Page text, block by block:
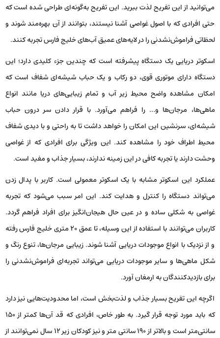
می‌توانید از این تفریح لذت ببرید. این تفریح به‌گونه‌ای طراحی شده است که
حتی افرادی که با اصول غواصی آشنا نیستند، بتوانند از آن بهره‌مند شوند و
لحظاتی فراموش‌نشدنی را در لایه‌های عمیق آب‌های خلیج فارس تجربه کنند.
اسکوتر دریایی یک دستگاه پیشرفته است که چندین جزء کلیدی دارد؛ این
دستگاه دارای موتوری قوی، دو رکاب و یک حباب شیشه‌ای شفاف است که
امکان مشاهده واضح محیط زیر آب و تمام زیبایی‌های دریا مانند انواع
ماهی‌ها، مرجان‌ها و… را فراهم می‌آورد. با قرار دادن سر درون حباب
شیشه‌ای، سرنشین این امکان را خواهد داشت تا به ‌راحتی و با دیدی شفاف
محیط اطراف خود را مشاهده کند. این ویژگی برای افرادی که از غواصی
وحشت دارند یا تجربه کافی در این زمینه ندارند، بسیار جذاب و مفید است.
عملکرد این اسکوتر مشابه با یک اسکوتر معمولی است. کاربر با پدال زدن
می‌تواند دستگاه را کنترل و هدایت کند. این امر سبب می‌شود که تجربه
غواصی به شکلی ساده و در عین حال هیجان‌انگیز برای افراد فراهم گردد.
کاربران می‌توانند با استفاده از این وسیله، تا عمق ۲۰ متری خلیج فارس رفته
و از نزدیک با انواع موجودات دریایی آشنا شوند. زیبایی مرجان‌ها، تنوع رنگ و
شکل ماهی‌ها و سایر موجودات دریایی می‌تواند تجربه‌ای فراموش‌نشدنی را
برای بازدیدکنندگان به ارمغان آورد.
اگرچه این تفریح بسیار جذاب و لذت‌بخش است، اما محدودیت‌هایی نیز دارد
که باید مورد توجه قرار گیرد. به طور خاص، افرادی که قد آن‌ها کمتر از ۱۵۰
سانتی‌متر است و بالاتر از ۱۹۰ سانتی متر و نیز کودکان زیر ۱۲ سال نمی‌توانند از